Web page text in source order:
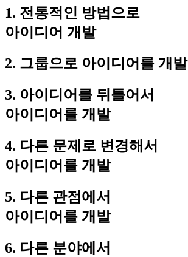
1. 전통적인 방법으로
아이디어 개발
2. 그룹으로 아이디어를 개발
3. 아이디어를 뒤틀어서
아이디어를 개발
4. 다른 문제로 변경해서
아이디어를 개발
5. 다른 관점에서
아이디어를 개발
6. 다른 분야에서